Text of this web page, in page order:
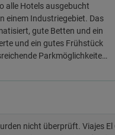
alle Hotels ausgebucht
einem Industriegebiet. Das
gute Betten und ein
und ein gutes Frühstück
Parkmöglichkeite…
nicht überprüft. Viajes